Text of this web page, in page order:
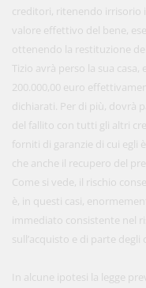
creditori, ritenendo irrisorio
valore effettivo del bene,
ottenendo la restituzione
Tizio avrà perso la sua
200.000,00 euro
dichiarati. Per di più, dovrà
del fallito con tutti gli altri
forniti di garanzie di cui egli
che anche il recupero del
Come si vede, il rischio
è, in questi casi,
immediato consistente nel
sull’acquisto e di parte degli
In alcune ipotesi la legge